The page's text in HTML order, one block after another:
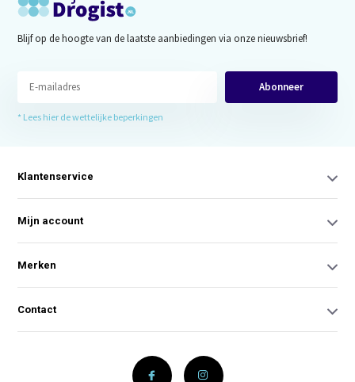
Blijf op de hoogte van de laatste aanbiedingen via onze nieuwsbrief!
Abonneer
* Lees hier de wettelijke beperkingen
Klantenservice
Mijn account
Merken
Contact